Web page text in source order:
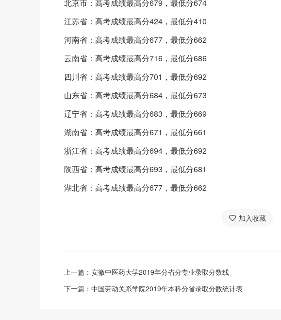
北京市：高考成绩最高分679，最低分674
江苏省：高考成绩最高分424，最低分410
河南省：高考成绩最高分677，最低分662
云南省：高考成绩最高分716，最低分686
四川省：高考成绩最高分701，最低分692
山东省：高考成绩最高分684，最低分673
辽宁省：高考成绩最高分683，最低分669
湖南省：高考成绩最高分671，最低分661
浙江省：高考成绩最高分694，最低分692
陕西省：高考成绩最高分693，最低分681
湖北省：高考成绩最高分677，最低分662
加入收藏
上一篇： 安徽中医药大学2019年分省分专业录取分数线
下一篇： 中国劳动关系学院2019年本科分省录取分数统计表